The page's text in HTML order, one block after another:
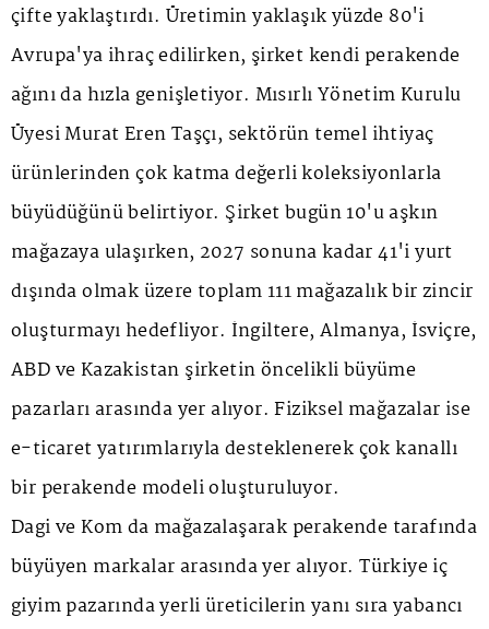
çifte yaklaştırdı. Üretimin yaklaşık yüzde 80'i
Avrupa'ya ihraç edilirken, şirket kendi perakende
ağını da hızla genişletiyor. Mısırlı Yönetim Kurulu
Üyesi Murat Eren Taşçı, sektörün temel ihtiyaç
ürünlerinden çok katma değerli koleksiyonlarla
büyüdüğünü belirtiyor. Şirket bugün 10'u aşkın
mağazaya ulaşırken, 2027 sonuna kadar 41'i yurt
dışında olmak üzere toplam 111 mağazalık bir zincir
oluşturmayı hedefliyor. İngiltere, Almanya, İsviçre,
ABD ve Kazakistan şirketin öncelikli büyüme
pazarları arasında yer alıyor. Fiziksel mağazalar ise
e-ticaret yatırımlarıyla desteklenerek çok kanallı
bir perakende modeli oluşturuluyor.
Dagi ve Kom da mağazalaşarak perakende tarafında
büyüyen markalar arasında yer alıyor. Türkiye iç
giyim pazarında yerli üreticilerin yanı sıra yabancı